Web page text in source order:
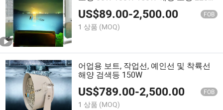
3000K
US$89.00-2,500.00 FOB
1 상품 (MOQ)
어업용 보트, 작업선, 예인선 및 착륙선
해양 검색등 150W
US$789.00-2,500.00 FOB
1 상품 (MOQ)